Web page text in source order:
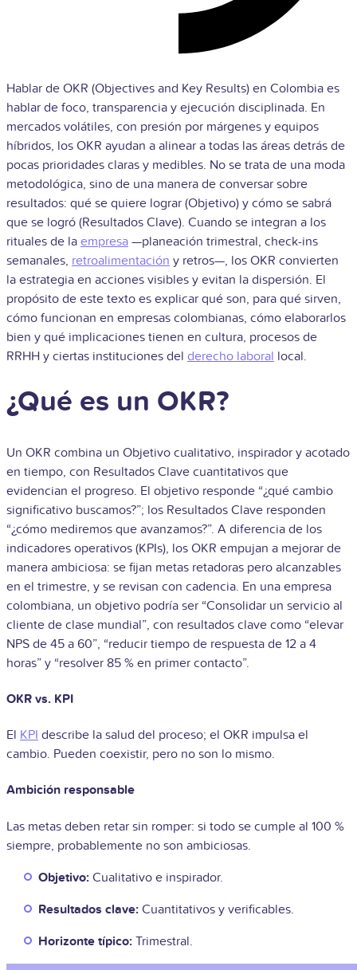
Hablar de OKR (Objectives and Key Results) en Colombia es
hablar de foco, transparencia y ejecución disciplinada. En
mercados volátiles, con presión por márgenes y equipos
híbridos, los OKR ayudan a alinear a todas las áreas detrás de
pocas prioridades claras y medibles. No se trata de una moda
metodológica, sino de una manera de conversar sobre
resultados: qué se quiere lograr (Objetivo) y cómo se sabrá
que se logró (Resultados Clave). Cuando se integran a los
rituales de la empresa —planeación trimestral, check-ins
semanales, retroalimentación y retros—, los OKR convierten
la estrategia en acciones visibles y evitan la dispersión. El
propósito de este texto es explicar qué son, para qué sirven,
cómo funcionan en empresas colombianas, cómo elaborarlos
bien y qué implicaciones tienen en cultura, procesos de
RRHH y ciertas instituciones del derecho laboral local.
¿Qué es un OKR?
Un OKR combina un Objetivo cualitativo, inspirador y acotado
en tiempo, con Resultados Clave cuantitativos que
evidencian el progreso. El objetivo responde “¿qué cambio
significativo buscamos?”; los Resultados Clave responden
“¿cómo mediremos que avanzamos?”. A diferencia de los
indicadores operativos (KPIs), los OKR empujan a mejorar de
manera ambiciosa: se fijan metas retadoras pero alcanzables
en el trimestre, y se revisan con cadencia. En una empresa
colombiana, un objetivo podría ser “Consolidar un servicio al
cliente de clase mundial”, con resultados clave como “elevar
NPS de 45 a 60”, “reducir tiempo de respuesta de 12 a 4
horas” y “resolver 85 % en primer contacto”.
OKR vs. KPI
El KPI describe la salud del proceso; el OKR impulsa el
cambio. Pueden coexistir, pero no son lo mismo.
Ambición responsable
Las metas deben retar sin romper: si todo se cumple al 100 %
siempre, probablemente no son ambiciosas.
Objetivo: Cualitativo e inspirador.
Resultados clave: Cuantitativos y verificables.
Horizonte típico: Trimestral.